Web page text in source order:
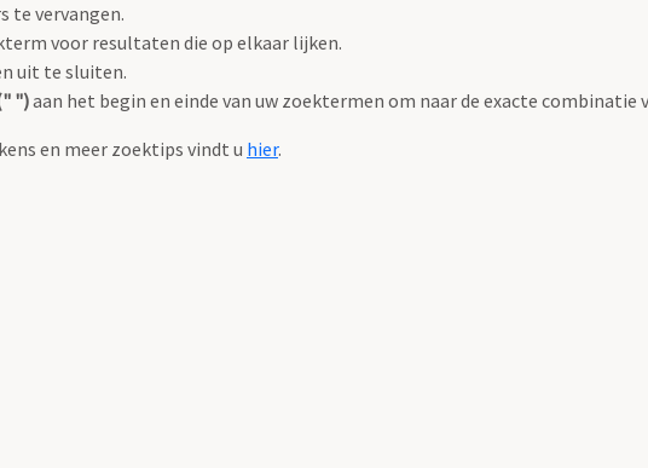
te vervangen.
voor resultaten die op elkaar lijken.
uit te sluiten.
")aan het begin en einde van uw zoektermen om naar de exacte combinatie
en meer zoektips vindt u hier.